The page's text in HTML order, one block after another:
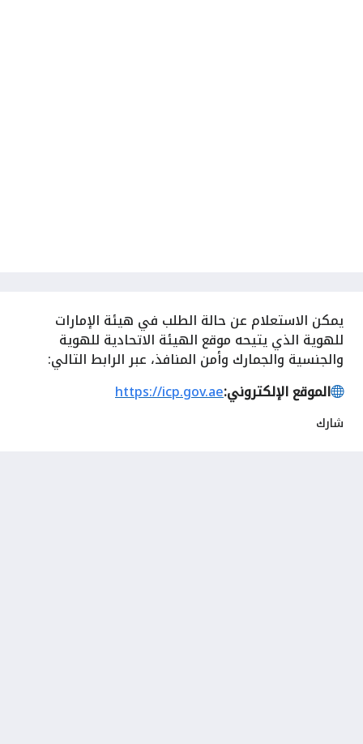
يمكن الاستعلام عن حالة الطلب في هيئة الإمارات
للهوية الذي يتيحه موقع الهيئة الاتحادية للهوية
والجنسية والجمارك وأمن المنافذ، عبر الرابط التالي:
الموقع الإلكتروني:https://icp.gov.ae
شارك